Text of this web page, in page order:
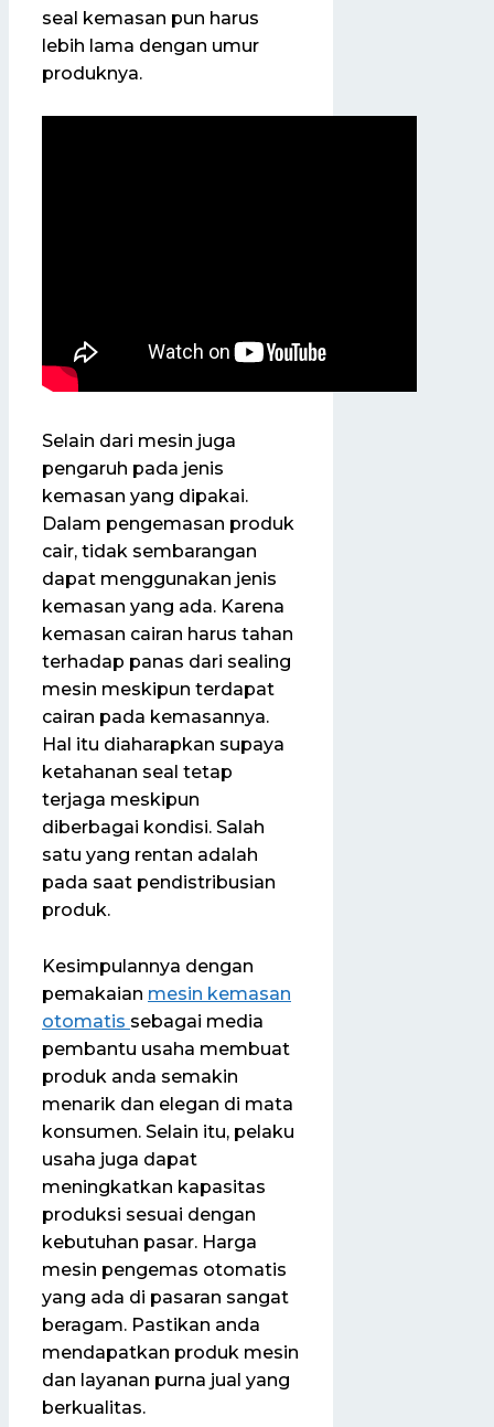
seal kemasan pun harus
lebih lama dengan umur
produknya.
Selain dari mesin juga
pengaruh pada jenis
kemasan yang dipakai.
Dalam pengemasan produk
cair, tidak sembarangan
dapat menggunakan jenis
kemasan yang ada. Karena
kemasan cairan harus tahan
terhadap panas dari sealing
mesin meskipun terdapat
cairan pada kemasannya.
Hal itu diaharapkan supaya
ketahanan seal tetap
terjaga meskipun
diberbagai kondisi. Salah
satu yang rentan adalah
pada saat pendistribusian
produk.
Kesimpulannya dengan
pemakaian mesin kemasan
otomatis sebagai media
pembantu usaha membuat
produk anda semakin
menarik dan elegan di mata
konsumen. Selain itu, pelaku
usaha juga dapat
meningkatkan kapasitas
produksi sesuai dengan
kebutuhan pasar. Harga
mesin pengemas otomatis
yang ada di pasaran sangat
beragam. Pastikan anda
mendapatkan produk mesin
dan layanan purna jual yang
berkualitas.